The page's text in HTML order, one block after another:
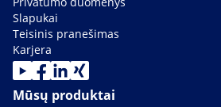
Slapukai
Teisinis pranešimas
Karjera
Mūsų produktai